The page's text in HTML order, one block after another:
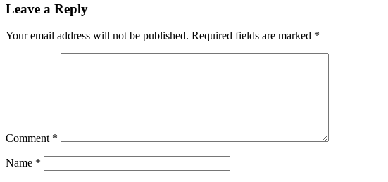
Leave a Reply
Your email address will not be published. Required fields are marked *
Comment *
Name *